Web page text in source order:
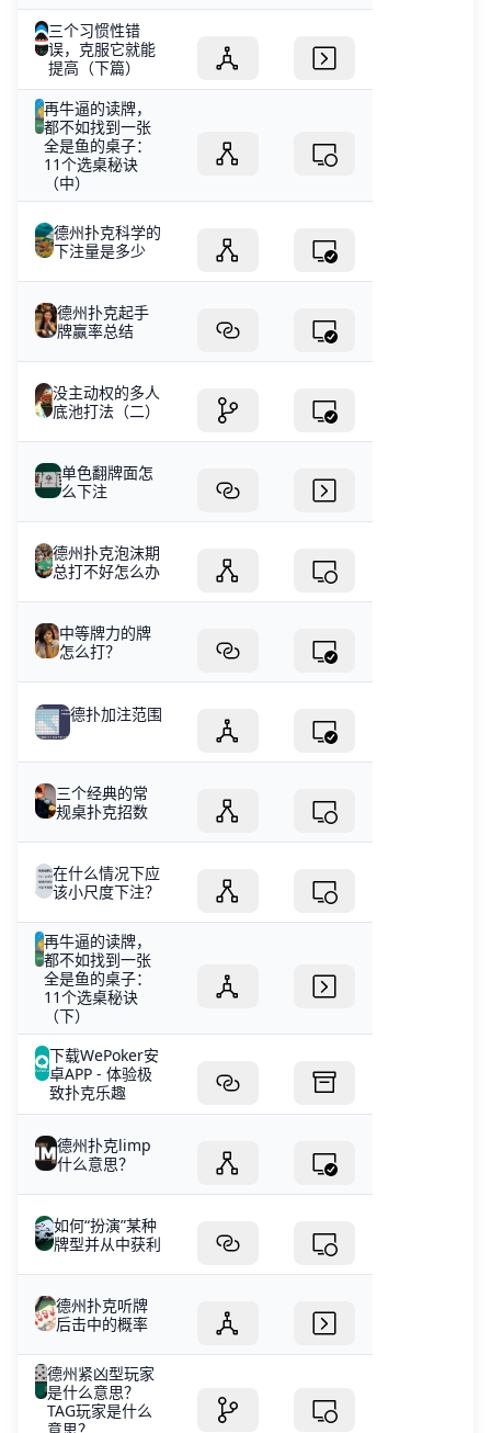
三个习惯性错
误，克服它就能
提高（下篇）
再牛逼的读牌，
都不如找到一张
全是鱼的桌子：
11个选桌秘诀
（中）
德州扑克科学的
下注量是多少
德州扑克起手
牌赢率总结
没主动权的多人
底池打法（二）
单色翻牌面怎
么下注
德州扑克泡沫期
总打不好怎么办
中等牌力的牌
怎么打？
德扑加注范围
三个经典的常
规桌扑克招数
在什么情况下应
该小尺度下注？
再牛逼的读牌，
都不如找到一张
全是鱼的桌子：
11个选桌秘诀
（下）
下载WePoker安
卓APP - 体验极
致扑克乐趣
德州扑克limp
什么意思？
如何“扮演”某种
牌型并从中获利
德州扑克听牌
后击中的概率
德州紧凶型玩家
是什么意思？
TAG玩家是什么